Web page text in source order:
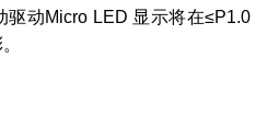
驱动Micro LED 显示将在≤P1.0